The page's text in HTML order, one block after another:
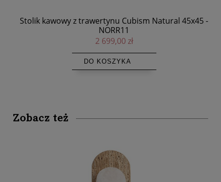
Stolik kawowy z trawertynu Cubism Natural 45x45 -
NORR11
2 699,00 zł
DO KOSZYKA
Zobacz też